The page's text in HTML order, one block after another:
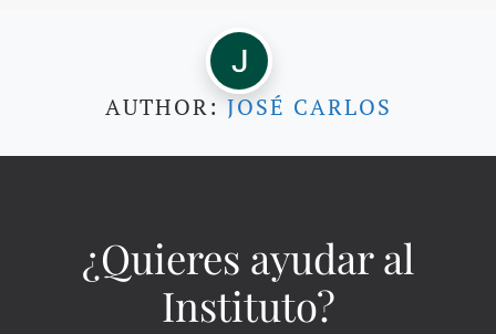
AUTHOR: JOSÉ CARLOS
¿Quieres ayudar al
Instituto?